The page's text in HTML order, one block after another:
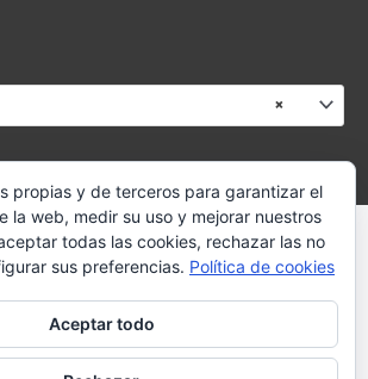
×
La Casa de la Novia | Aviso legal -
propias y de terceros para garantizar el
la web, medir su uso y mejorar nuestros
todas las cookies, rechazar las no
sus preferencias. Política de cookies
Aceptar todo